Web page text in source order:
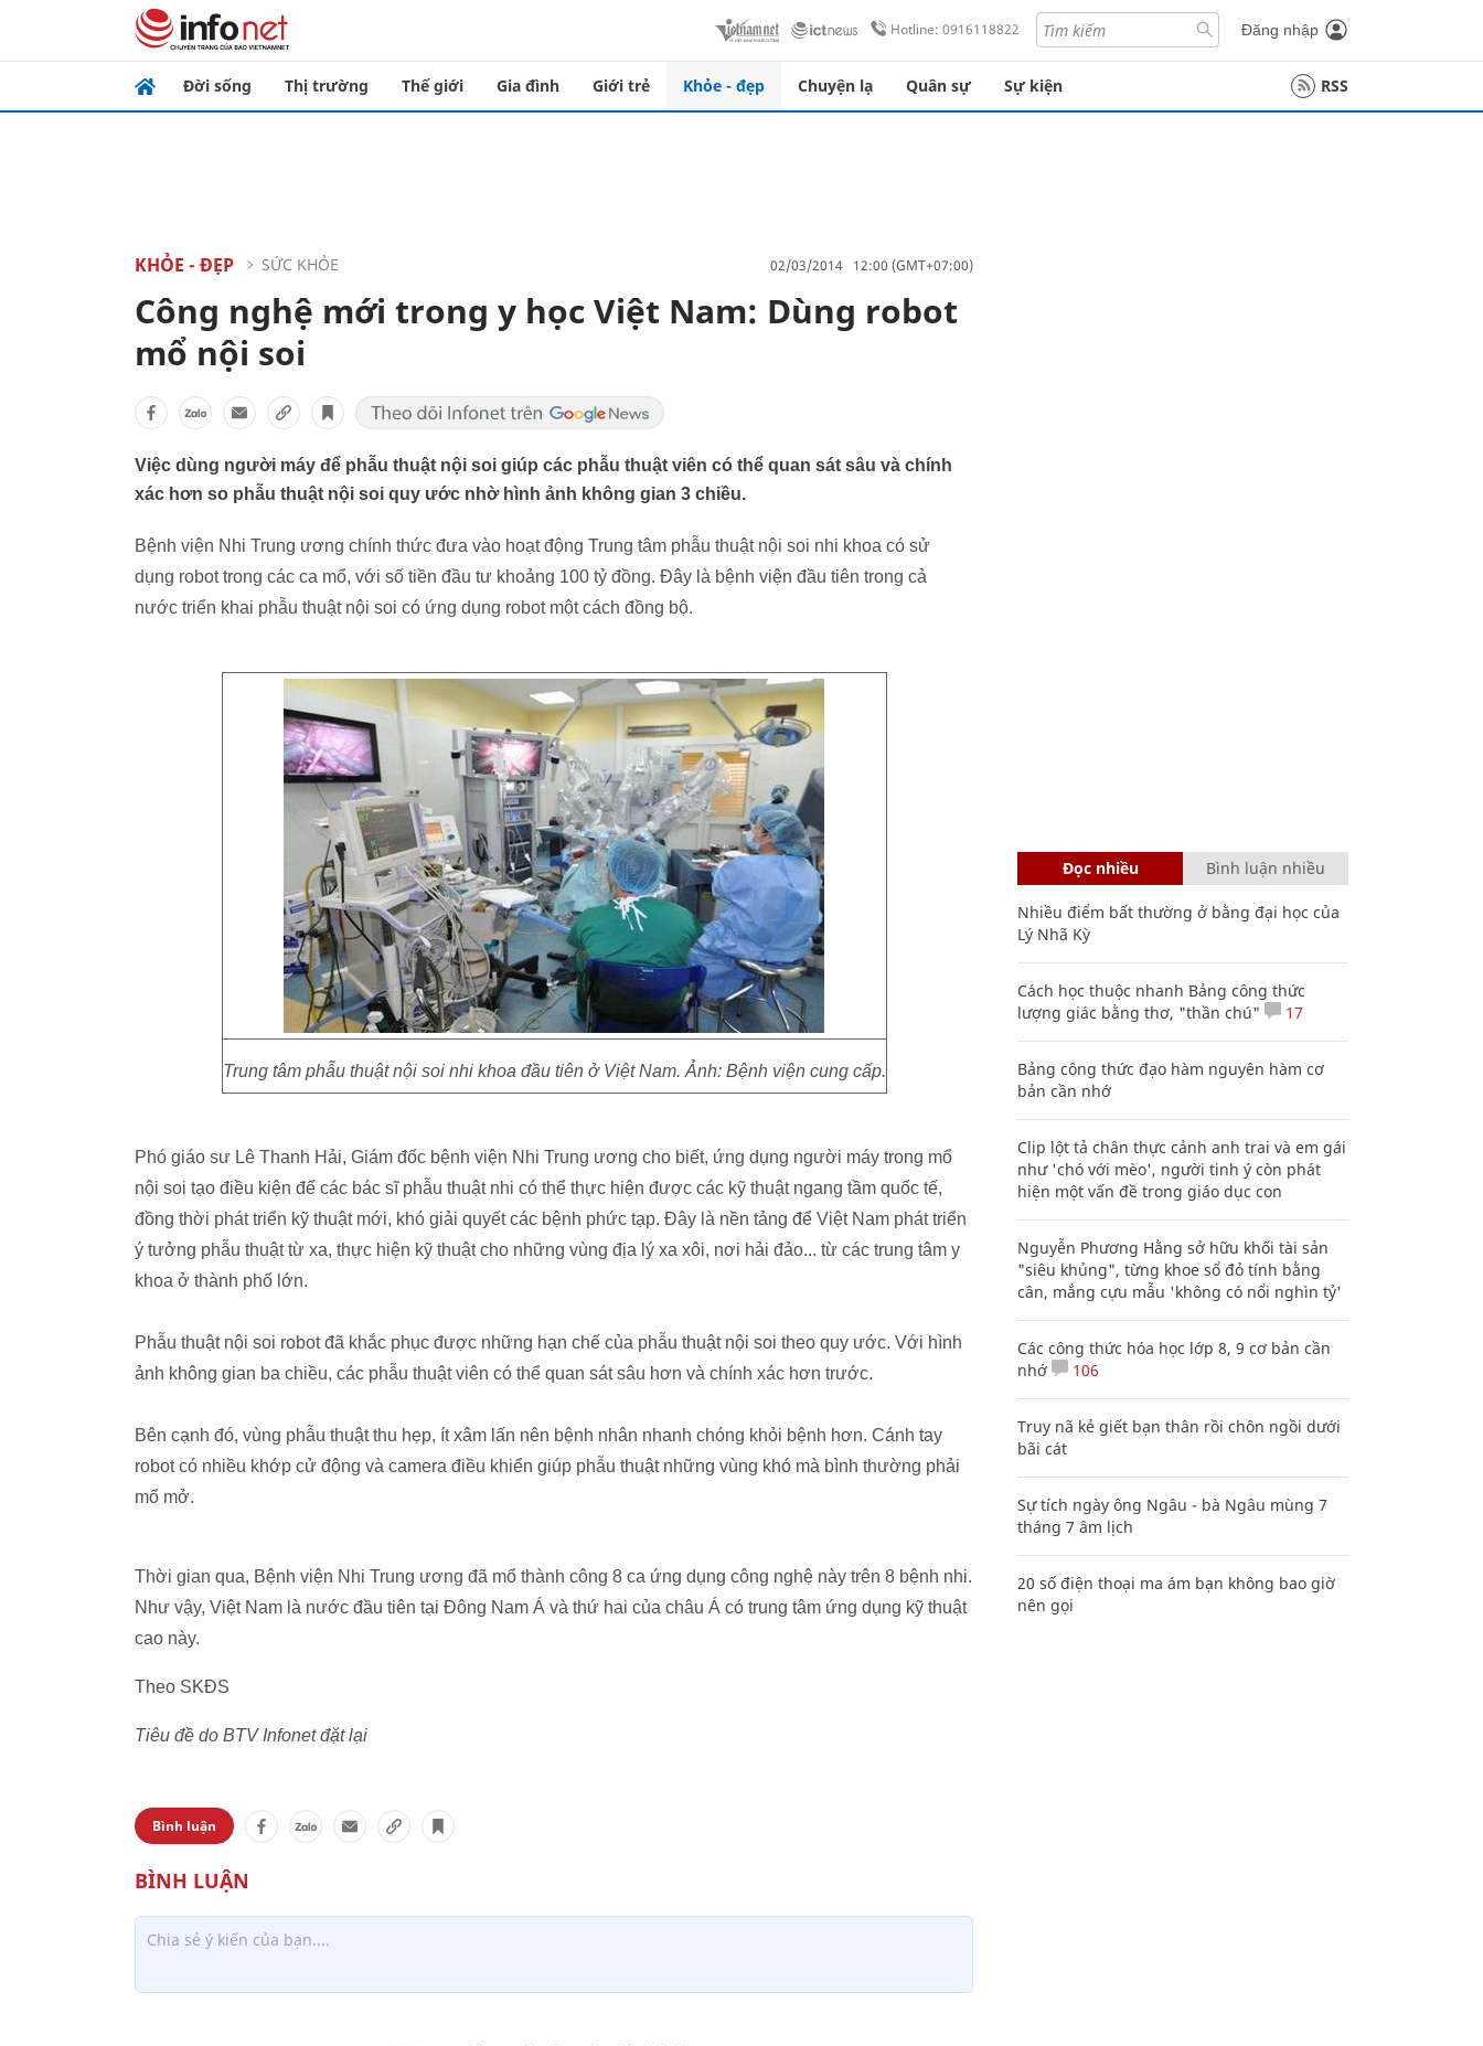
Hotline: 0916118822 Đăng nhập
Đời sống Thị trường Thế giới Gia đình Giới trẻ Khỏe - đẹp Chuyện lạ Quân sự Sự kiện RSS
KHỎE - ĐẸP SỨC KHỎE 02/03/2014 12:00 (GMT+07:00)
Công nghệ mới trong y học Việt Nam: Dùng robot
mổ nội soi
Việc dùng người máy để phẫu thuật nội soi giúp các phẫu thuật viên có thể quan sát sâu và chính
xác hơn so phẫu thuật nội soi quy ước nhờ hình ảnh không gian 3 chiều.
Bệnh viện Nhi Trung ương chính thức đưa vào hoạt động Trung tâm phẫu thuật nội soi nhi khoa có sử
dụng robot trong các ca mổ, với số tiền đầu tư khoảng 100 tỷ đồng. Đây là bệnh viện đầu tiên trong cả
nước triển khai phẫu thuật nội soi có ứng dụng robot một cách đồng bộ.
Trung tâm phẫu thuật nội soi nhi khoa đầu tiên ở Việt Nam. Ảnh: Bệnh viện cung cấp.
Phó giáo sư Lê Thanh Hải, Giám đốc bệnh viện Nhi Trung ương cho biết, ứng dụng người máy trong mổ
nội soi tạo điều kiện để các bác sĩ phẫu thuật nhi có thể thực hiện được các kỹ thuật ngang tầm quốc tế,
đồng thời phát triển kỹ thuật mới, khó giải quyết các bệnh phức tạp. Đây là nền tảng để Việt Nam phát triển
ý tưởng phẫu thuật từ xa, thực hiện kỹ thuật cho những vùng địa lý xa xôi, nơi hải đảo... từ các trung tâm y
khoa ở thành phố lớn.
Phẫu thuật nội soi robot đã khắc phục được những hạn chế của phẫu thuật nội soi theo quy ước. Với hình
ảnh không gian ba chiều, các phẫu thuật viên có thể quan sát sâu hơn và chính xác hơn trước.
Bên cạnh đó, vùng phẫu thuật thu hẹp, ít xâm lấn nên bệnh nhân nhanh chóng khỏi bệnh hơn. Cánh tay
robot có nhiều khớp cử động và camera điều khiển giúp phẫu thuật những vùng khó mà bình thường phải
mổ mở.
Thời gian qua, Bệnh viện Nhi Trung ương đã mổ thành công 8 ca ứng dụng công nghệ này trên 8 bệnh nhi.
Như vậy, Việt Nam là nước đầu tiên tại Đông Nam Á và thứ hai của châu Á có trung tâm ứng dụng kỹ thuật
cao này.
Theo SKĐS
Tiêu đề do BTV Infonet đặt lại
Bình luận
Đọc nhiều Bình luận nhiều
Nhiều điểm bất thường ở bằng đại học của
Lý Nhã Kỳ
Cách học thuộc nhanh Bảng công thức
lượng giác bằng thơ, "thần chú"
17
Bảng công thức đạo hàm nguyên hàm cơ
bản cần nhớ
Clip lột tả chân thực cảnh anh trai và em gái
như 'chó với mèo', người tinh ý còn phát
hiện một vấn đề trong giáo dục con
Nguyễn Phương Hằng sở hữu khối tài sản
"siêu khủng", từng khoe sổ đỏ tính bằng
cân, mắng cựu mẫu 'không có nổi nghìn tỷ'
Các công thức hóa học lớp 8, 9 cơ bản cần
nhớ
106
Truy nã kẻ giết bạn thân rồi chôn ngồi dưới
bãi cát
Sự tích ngày ông Ngâu - bà Ngâu mùng 7
tháng 7 âm lịch
20 số điện thoại ma ám bạn không bao giờ
nên gọi